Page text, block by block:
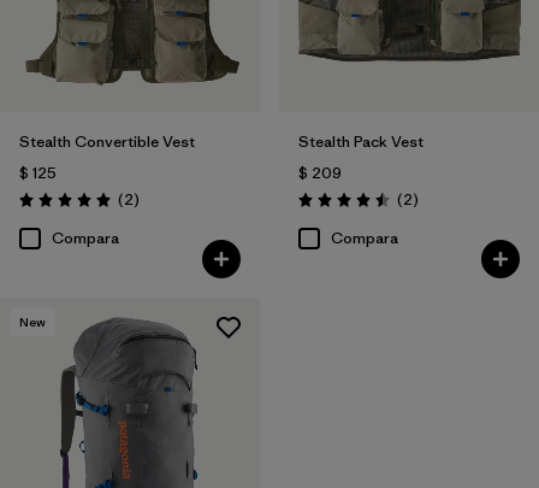
Stealth Convertible Vest
$ 125
Valoración: 5.0 / 5
(2Comentarios
)
Compara
Stealth Pack Vest
$ 209
Valoración: 4.5 / 5
(2Comentarios
)
Compara
New